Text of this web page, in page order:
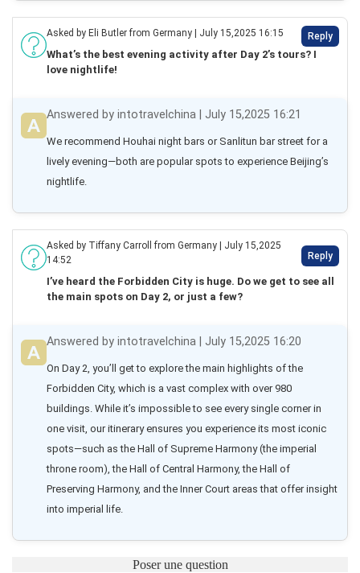
Asked by Eli Butler from Germany | July 15,2025 16:15 Reply
What’s the best evening activity after Day 2’s tours? I
love nightlife!
Answered by intotravelchina | July 15,2025 16:21
We recommend Houhai night bars or Sanlitun bar street for a
lively evening—both are popular spots to experience Beijing’s
nightlife.
Asked by Tiffany Carroll from Germany | July 15,2025
14:52
Reply
I’ve heard the Forbidden City is huge. Do we get to see all
the main spots on Day 2, or just a few?
Answered by intotravelchina | July 15,2025 16:20
On Day 2, you’ll get to explore the main highlights of the
Forbidden City, which is a vast complex with over 980
buildings. While it’s impossible to see every single corner in
one visit, our itinerary ensures you experience its most iconic
spots—such as the Hall of Supreme Harmony (the imperial
throne room), the Hall of Central Harmony, the Hall of
Preserving Harmony, and the Inner Court areas that offer insight
into imperial life.
Poser une question